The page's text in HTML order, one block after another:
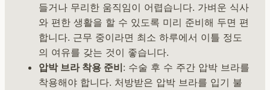
들거나 무리한 움직임이 어렵습니다. 가벼운 식사
와 편한 생활을 할 수 있도록 미리 준비해 두면 편
합니다. 근무 중이라면 최소 하루에서 이틀 정도
의 여유를 갖는 것이 좋습니다.
압박 브라 착용 준비: 수술 후 수 주간 압박 브라를
착용해야 합니다. 처방받은 압박 브라를 입기 불